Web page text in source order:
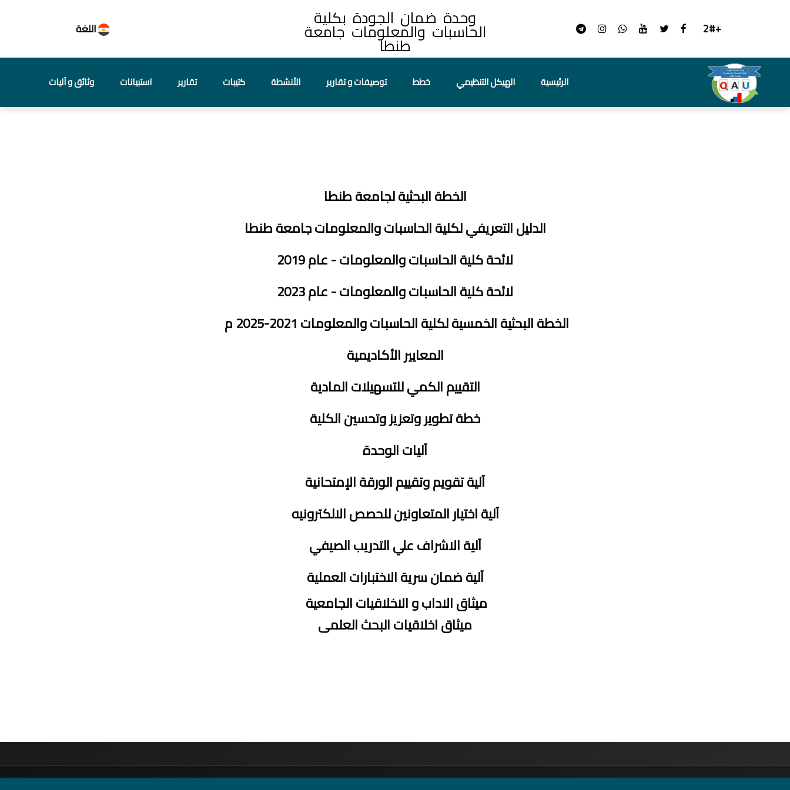
+2# وحدة ضمان الجودة بكلية
الحاسبات والمعلومات جامعة
طنطا
اللغة
الرئيسية الهيكل التنظيمي خطط توصيفات و تقارير الأنشطة كتيبات تقارير استبيانات وثائق و آليات
الخطة البحثية لجامعة طنطا
الدليل التعريفي لكلية الحاسبات والمعلومات جامعة طنطا
لائحة كلية الحاسبات والمعلومات - عام 2019
لائحة كلية الحاسبات والمعلومات - عام 2023
الخطة البحثية الخمسية لكلية الحاسبات والمعلومات 2021-2025 م
المعايير الأكاديمية
التقييم الكمي للتسهيلات المادية
خطة تطوير وتعزيز وتحسين الكلية
آليات الوحدة
آلية تقويم وتقييم الورقة الإمتحانية
آلية اختيار المتعاونين للحصص الالكترونيه
آلية الاشراف علي التدريب الصيفي
آلية ضمان سرية الاختبارات العملية
ميثاق الاداب و الاخلاقيات الجامعية
ميثاق اخلاقيات البحث العلمى